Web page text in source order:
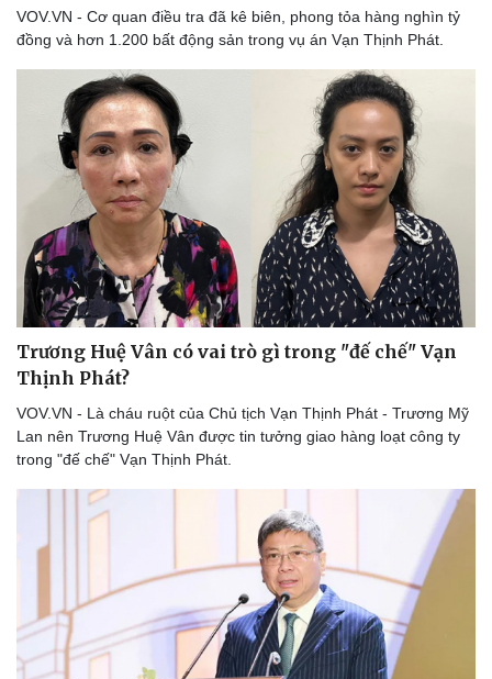
Tư vấn
Săn Tour
check-in
Podcast
Câu chuyện thời sự
Đọc truyện đêm khuya
Cửa sổ tình yêu
Kể chuyện cho bé
VOV.VN - Cơ quan điều tra đã kê biên, phong tỏa hàng nghìn tỷ
đồng và hơn 1.200 bất động sản trong vụ án Vạn Thịnh Phát.
Trương Huệ Vân có vai trò gì trong "đế chế" Vạn
Thịnh Phát?
VOV.VN - Là cháu ruột của Chủ tịch Vạn Thịnh Phát - Trương Mỹ
Lan nên Trương Huệ Vân được tin tưởng giao hàng loạt công ty
trong "đế chế" Vạn Thịnh Phát.